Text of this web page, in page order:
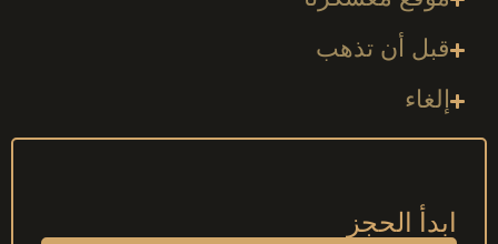
قبل أن تذهب
إلغاء
ابدأ الحجز